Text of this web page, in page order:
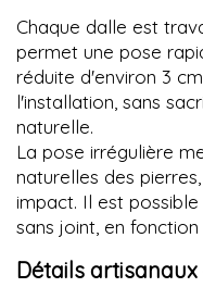
Chaque dalle est
permet une pose
réduite d'environ 3
l'installation, sans
naturelle.
La pose irrégulière
naturelles des
impact. Il est
sans joint, en
Détails